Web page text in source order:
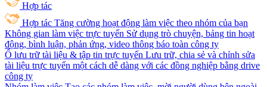
Hợp tác
Hợp tác Tăng cường hoạt động làm việc theo nhóm của bạn
Không gian làm việc trực tuyến Sử dụng trò chuyện, bảng tin hoạt
động, bình luận, phản ứng, video thông báo toàn công ty
Ổ lưu trữ tài liệu & tập tin trực tuyến Lưu trữ, chia sẻ và chỉnh sửa
tài liệu trực tuyến một cách dễ dàng với các đồng nghiệp bằng drive
công ty